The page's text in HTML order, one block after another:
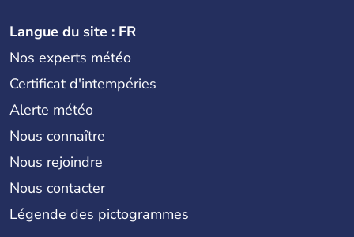
Langue du site : FR
Nos experts météo
Certificat d'intempéries
Alerte météo
Nous connaître
Nous rejoindre
Nous contacter
Légende des pictogrammes